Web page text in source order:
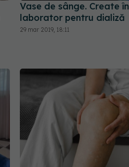
Vase de sânge. Create în
laborator pentru dializă
29 mar 2019, 18:11